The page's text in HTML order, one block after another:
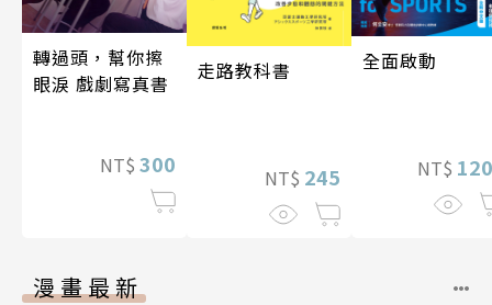
轉過頭，幫你擦
眼淚 戲劇寫真書
NT$ 300
走路教科書
NT$ 245
全面啟動
NT$
漫畫最新